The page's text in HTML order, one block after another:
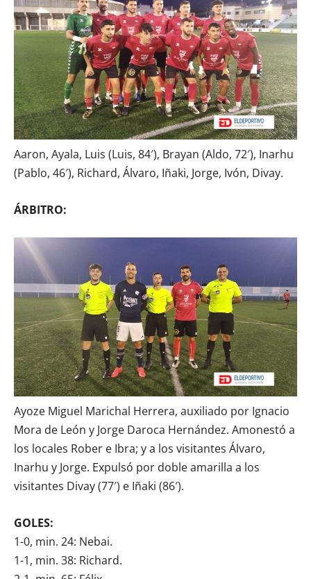
Aaron, Ayala, Luis (Luis, 84′), Brayan (Aldo, 72′), Inarhu
(Pablo, 46′), Richard, Álvaro, Iñaki, Jorge, Ivón, Divay.
ÁRBITRO:
Ayoze Miguel Marichal Herrera, auxiliado por Ignacio
Mora de León y Jorge Daroca Hernández. Amonestó a
los locales Rober e Ibra; y a los visitantes Álvaro,
Inarhu y Jorge. Expulsó por doble amarilla a los
visitantes Divay (77′) e Iñaki (86′).
GOLES:
1-0, min. 24: Nebai.
1-1, min. 38: Richard.